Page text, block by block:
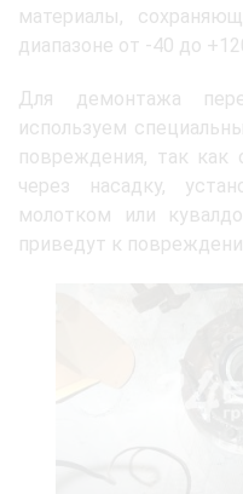
материалы,
диапазоне от -40 до
Для демонтажа
используем
повреждения, так как
через насадку,
молотком или
приведут к